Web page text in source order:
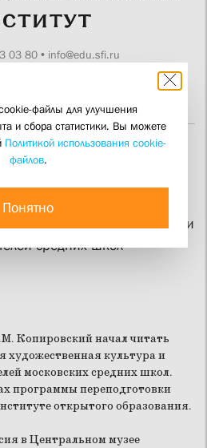
03 80• info@edu.sfi.ru
прочтет
художественная культура и
средних школ
Копировский начал читать
художественная культура и
московских средних школ.
программы переподготовки
открытого образования.
в Центральном музее
файлы для улучшения
и сбора статистики. Вы можете
Политикой использования cookie-
файлов.
Понятно